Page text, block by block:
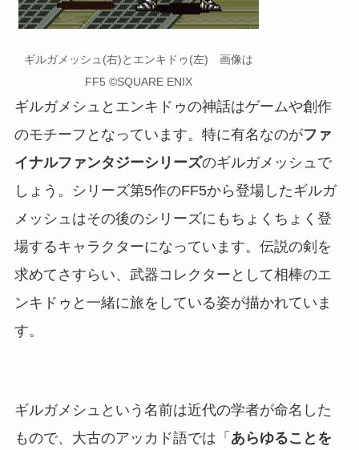
ギルガメッシュ(右)とエンキドゥ(左) 画像は
FF5 ©SQUARE ENIX
ギルガメシュとエンキドゥの神話はゲームや創作
のモチーフとなっています。特に有名なのがファ
イナルファンタジーシリーズのギルガメッシュで
しょう。シリーズ第5作のFF5から登場したギルガ
メッシュはその後のシリーズにもちょくちょく登
場するキャラクターになっています。伝説の剣を
求めてさすらい、武器コレクターとして相棒のエ
ンキドゥと一緒に旅をしている姿が描かれていま
す。
ギルガメシュという名前は近代の学者が命名した
もので、大古のアッカド語では「 あらゆることを